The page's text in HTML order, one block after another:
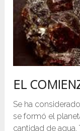
EL
Se ha
se formó el
cantidad de agua.